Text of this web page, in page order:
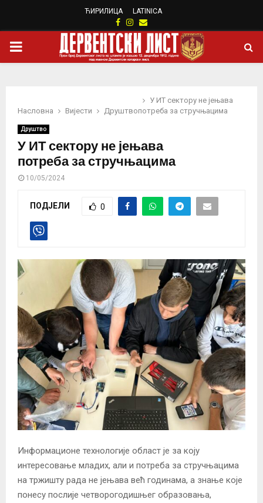
ЋИРИЛИЦА LATINICA
Facebook
Instagram
Email
PRIMARY
Насловна Вијести Друштво
У ИТ сектору не јењава
потреба за стручњацима
Друштво
У ИТ сектору не јењава
потреба за стручњацима
10/05/2024
ПОДЈЕЛИ 0
Информационе технологије област је за коју
интересовање младих, али и потреба за стручњацима
на тржишту рада не јењава већ годинама, а знање које
понесу послије четворогодишњег образовања,